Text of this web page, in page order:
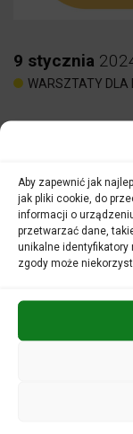
Aby zapewnić jak
jak pliki cookie, do
informacji o
przetwarzać dane,
unikalne identyfikatory
zgody może
9 stycznia
WARSZTATY DLA
Spotkania
Miejsce:Sala
Bilety:15 zł
Nauczyciele i
Filharmonia to
Zapraszamy na